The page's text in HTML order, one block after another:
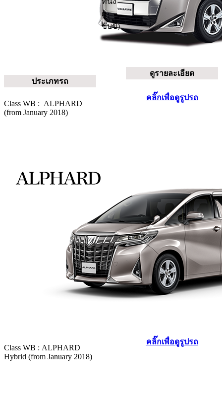
ผู้
ขับขี่)
ประเภทรถ
ดูรายละเอียด
Class WB : ALPHARD
(from January 2018)
คลิ๊กเพื่อดูรูปรถ
Class WB : ALPHARD
Hybrid (from January 2018)
คลิ๊กเพื่อดูรูปรถ